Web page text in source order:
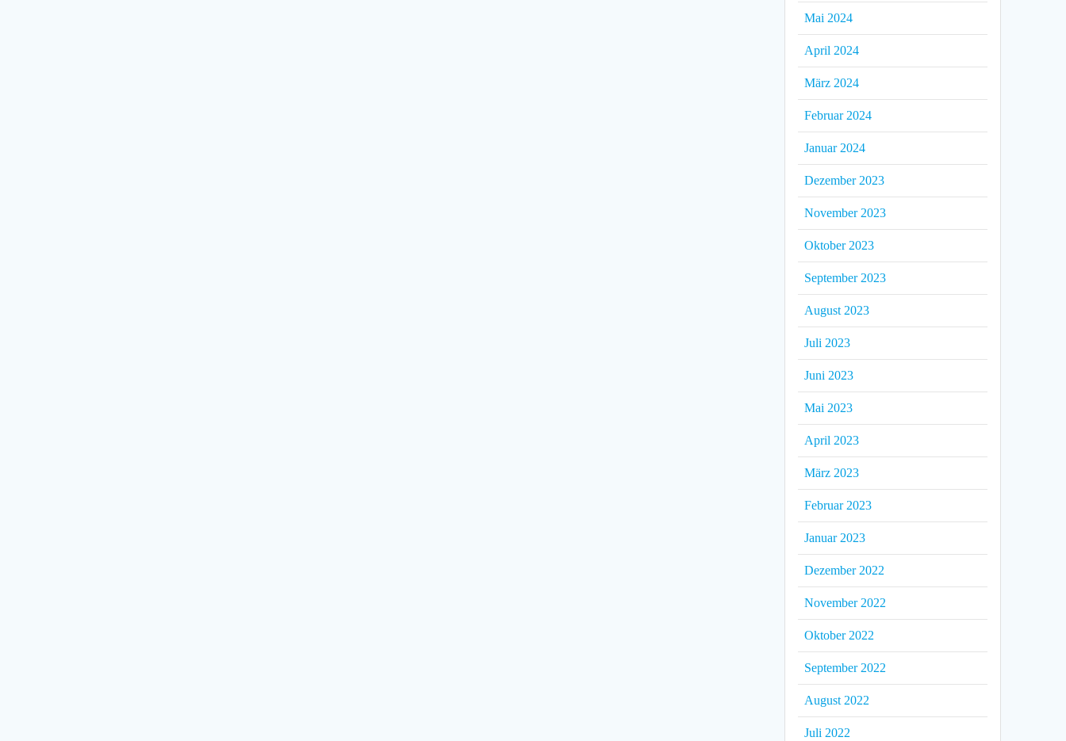
Mai 2024
April 2024
März 2024
Februar 2024
Januar 2024
Dezember 2023
November 2023
Oktober 2023
September 2023
August 2023
Juli 2023
Juni 2023
Mai 2023
April 2023
März 2023
Februar 2023
Januar 2023
Dezember 2022
November 2022
Oktober 2022
September 2022
August 2022
Juli 2022